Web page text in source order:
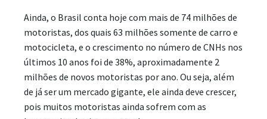
Ainda, o Brasil conta hoje com mais de 74 milhões de
motoristas, dos quais 63 milhões somente de carro e
motocicleta, e o crescimento no número de CNHs nos
últimos 10 anos foi de 38%, aproximadamente 2
milhões de novos motoristas por ano. Ou seja, além
de já ser um mercado gigante, ele ainda deve crescer,
pois muitos motoristas ainda sofrem com as